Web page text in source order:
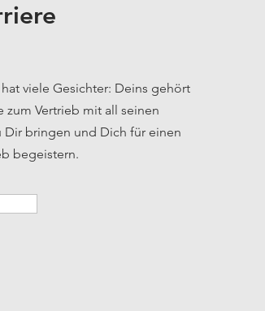
viele Gesichter: Deins gehört
zum Vertrieb mit all seinen
bringen und Dich für einen
begeistern.